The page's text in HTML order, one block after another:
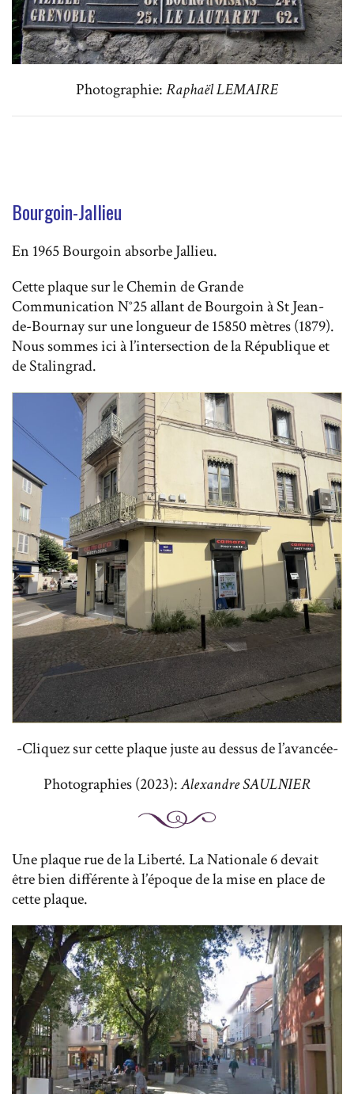
Photographie:Raphaël LEMAIRE
Bourgoin-Jallieu
En 1965 Bourgoin absorbe Jallieu.
Cette plaque sur le Chemin de Grande
Communication N°25 allant de Bourgoin à St Jean-
de-Bournay sur une longueur de 15850 mètres (1879).
Nous sommes ici à l’intersection de la République et
de Stalingrad.
-Cliquez sur cette plaque juste au dessus de l’avancée-
Photographies (2023):Alexandre SAULNIER
Une plaque rue de la Liberté. La Nationale 6 devait
être bien différente à l’époque de la mise en place de
cette plaque.